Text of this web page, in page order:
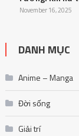
November 16, 2025
DANH MỤC
Anime – Manga
Đời sống
Giải trí